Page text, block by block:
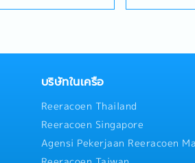
effective
and training
with internal
and strengthen long-
Organize
customer
batteries,
Provide
existing
บริษัทในเครือ
Reeracoen Thailand
Reeracoen Singapore
Agensi Pekerjaan Reeracoen